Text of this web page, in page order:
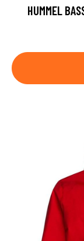
HUMMEL